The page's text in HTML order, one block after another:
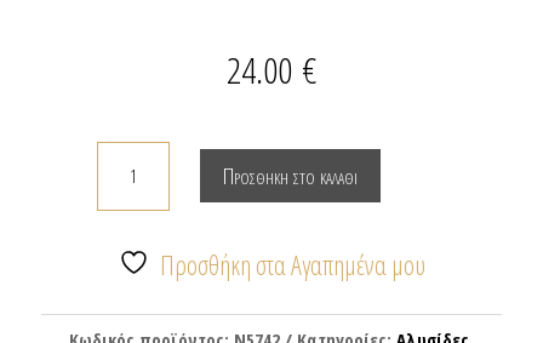
24.00 €
αλυσίδα
αρκουδάκι
μαργαριταράκι
Προσθήκη στο καλάθι
Προσθήκη στα Αγαπημένα μου